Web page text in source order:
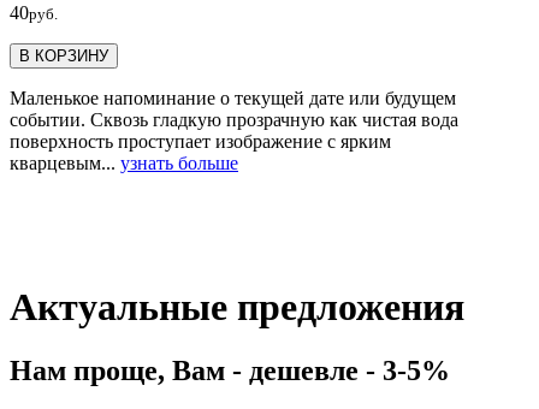
40руб.
В КОРЗИНУ
Маленькое напоминание о текущей дате или будущем
событии. Сквозь гладкую прозрачную как чистая вода
поверхность проступает изображение с ярким
кварцевым... узнать больше
Актуальные предложения
Нам проще, Вам - дешевле - 3-5%